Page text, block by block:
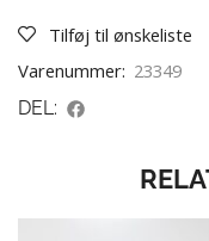
Tilføj til ønskeliste
Varenummer: 23349
DEL: